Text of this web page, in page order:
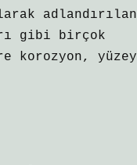
adlandırılan
gibi birçok
korozyon, yüzey